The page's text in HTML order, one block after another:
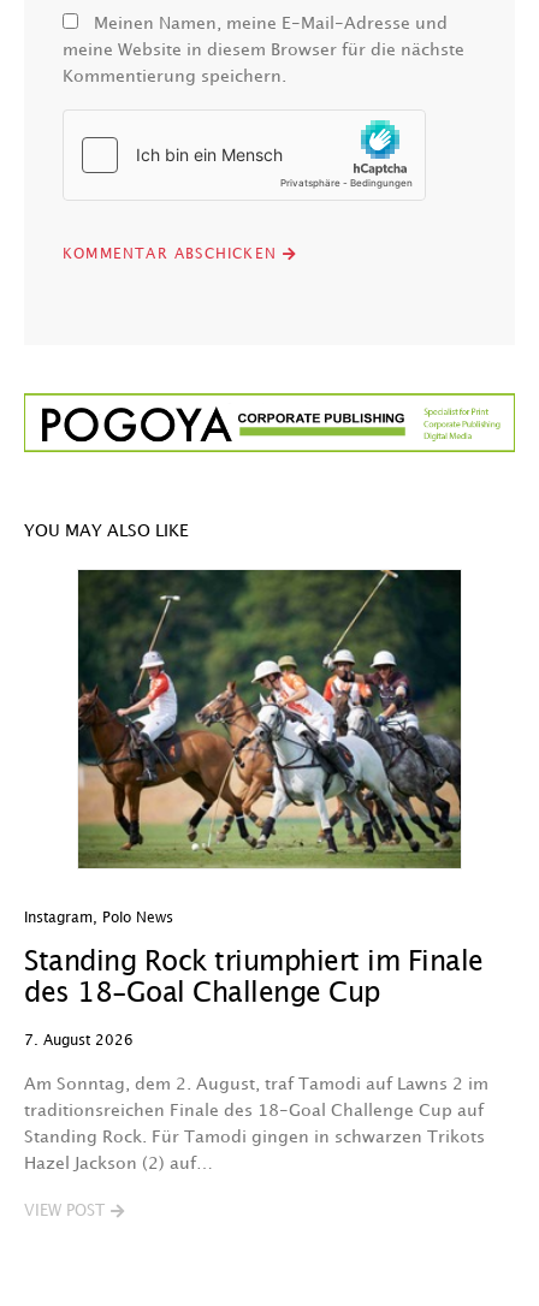
Meinen Namen, meine E-Mail-Adresse und
meine Website in diesem Browser für die nächste
Kommentierung speichern.
YOU MAY ALSO LIKE
Instagram Polo News
Standing Rock triumphiert im Finale
des 18-Goal Challenge Cup
7. August 2026
Am Sonntag, dem 2. August, traf Tamodi auf Lawns 2 im
traditionsreichen Finale des 18-Goal Challenge Cup auf
Standing Rock. Für Tamodi gingen in schwarzen Trikots
Hazel Jackson (2) auf…
VIEW POST